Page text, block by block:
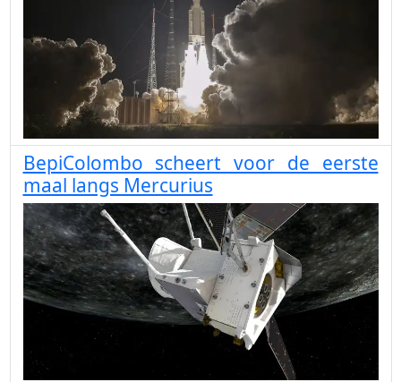
BepiColombo scheert voor de eerste
maal langs Mercurius